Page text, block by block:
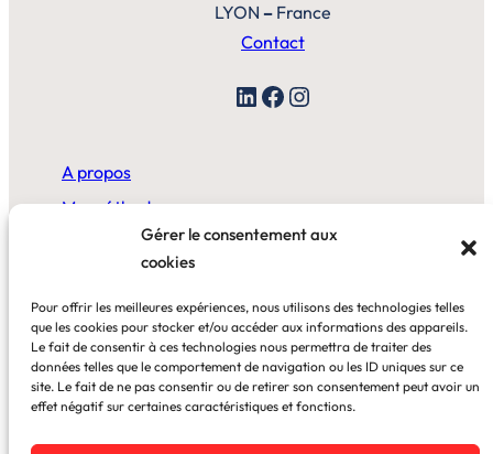
Gérer le consentement aux
cookies
Pour offrir les meilleures expériences, nous utilisons des technologies telles
que les cookies pour stocker et/ou accéder aux informations des appareils.
Le fait de consentir à ces technologies nous permettra de traiter des
données telles que le comportement de navigation ou les ID uniques sur ce
site. Le fait de ne pas consentir ou de retirer son consentement peut avoir un
effet négatif sur certaines caractéristiques et fonctions.
LYON – France
Contact
LinkedIn Facebook Instagram
A propos
Ma méthode
Au bureau
Blog
Cas clients